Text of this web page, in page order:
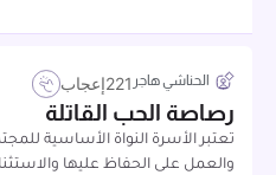
رصاصة الحب القاتلة
تعتبر الأسرة النواة الأساسية
والعمل على الحفاظ عليها
الحناشي هاجر إعجاب221